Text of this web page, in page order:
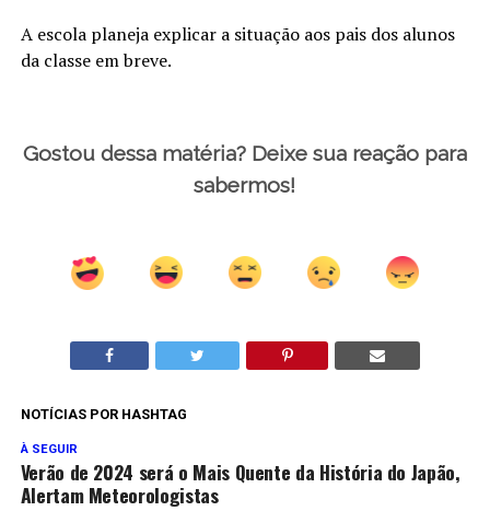
A escola planeja explicar a situação aos pais dos alunos
da classe em breve.
Gostou dessa matéria? Deixe sua reação para
sabermos!
NOTÍCIAS POR HASHTAG
À SEGUIR
Verão de 2024 será o Mais Quente da História do Japão,
Alertam Meteorologistas